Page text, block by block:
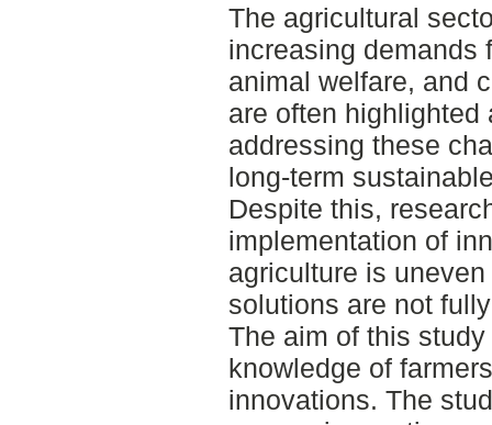
The agricultural
increasing demands
animal welfare, and
are often highlighted
addressing these
long-term
Despite this,
implementation of
agriculture is
solutions are not
The aim of this
knowledge of
innovations. The